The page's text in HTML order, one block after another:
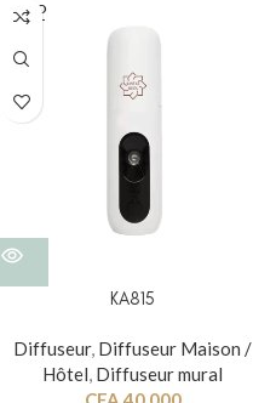
SOLD
OUT
KA815
Diffuseur, Diffuseur Maison /
Hôtel, Diffuseur mural